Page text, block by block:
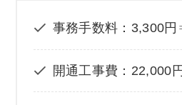
事務手数料：3,300
開通工事費：22,000